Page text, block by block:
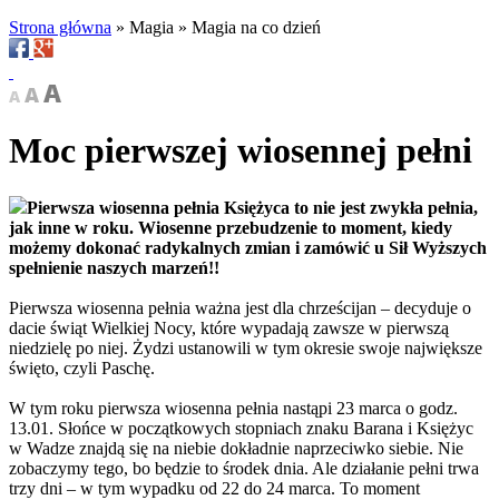
Strona główna » Magia » Magia na co dzień
Moc pierwszej wiosennej pełni
Pierwsza wiosenna pełnia Księżyca to nie jest zwykła pełnia,
jak inne w roku. Wiosenne przebudzenie to moment, kiedy
możemy dokonać radykalnych zmian i zamówić u Sił Wyższych
spełnienie naszych marzeń!!
Pierwsza wiosenna pełnia ważna jest dla chrześcijan – decyduje o
dacie świąt Wielkiej Nocy, które wypadają zawsze w pierwszą
niedzielę po niej. Żydzi ustanowili w tym okresie swoje największe
święto, czyli Paschę.
W tym roku pierwsza wiosenna pełnia nastąpi 23 marca o godz.
13.01 . Słońce w początkowych stopniach znaku Barana i Księżyc
w Wadze znajdą się na niebie dokładnie naprzeciwko siebie. Nie
zobaczymy tego, bo będzie to środek dnia. Ale działanie pełni trwa
trzy dni – w tym wypadku od 22 do 24 marca. To moment